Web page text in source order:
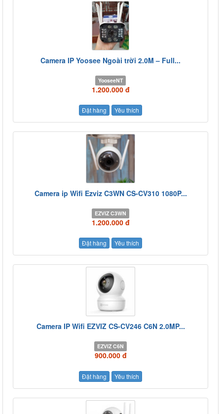
Camera IP Yoosee Ngoài trời 2.0M – Full...
YooseeNT
1.200.000 đ
Đặt hàng Yêu thích
Camera ip Wifi Ezviz C3WN CS-CV310 1080P...
EZVIZ C3WN
1.200.000 đ
Đặt hàng Yêu thích
Camera IP Wifi EZVIZ CS-CV246 C6N 2.0MP...
EZVIZ C6N
900.000 đ
Đặt hàng Yêu thích